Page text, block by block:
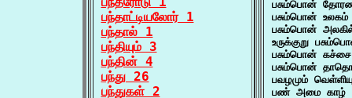
பந்தாட்டியலோர் 1
பந்தால் 1
பந்தியும் 3
பந்தின் 4
பந்து 26
பந்துகள் 2
பசும்பொன்
பசும்பொன் உலகம்
பசும்பொன்
உருக்குறு
பசும்பொன்
பசும்பொன்
பவழமும்
பண் அமை காழ்